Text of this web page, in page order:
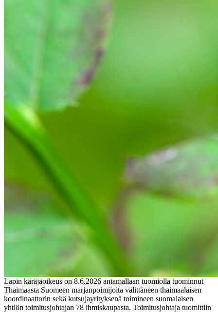
Lapin käräjäoikeus on 8.6.2026 antamallaan tuomiolla tuominnut
Thaimaasta Suomeen marjanpoimijoita välittäneen thaimaalaisen
koordinaattorin sekä kutsujayrityksenä toimineen suomalaisen
yhtiön toimitusjohtajan 78 ihmiskaupasta. Toimitusjohtaja tuomittiin